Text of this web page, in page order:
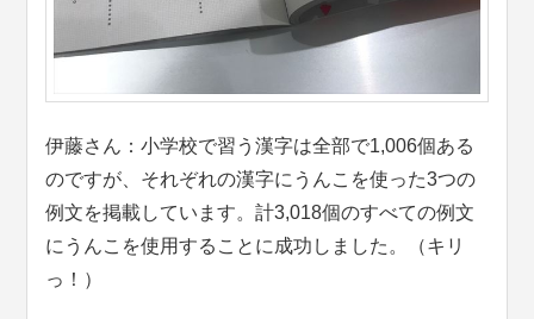
伊藤さん：小学校で習う漢字は全部で1,006個ある
のですが、それぞれの漢字にうんこを使った3つの
例文を掲載しています。計3,018個のすべての例文
にうんこを使用することに成功しました。（キリ
っ！）